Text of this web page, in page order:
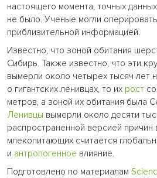
настоящего момента, точных
не было. Ученые могли
приблизительной информацией.
Известно, что зоной обитания
Сибирь. Также известно, что эти
вымерли около четырех тысяч лет
о гигантских ленивцах, то их рост
метров, а зоной их обитания была
Ленивцы вымерли около десяти
распространенной версией причин
млекопитающих считается
и антропогенное влияние.
Подготовлено по материалам